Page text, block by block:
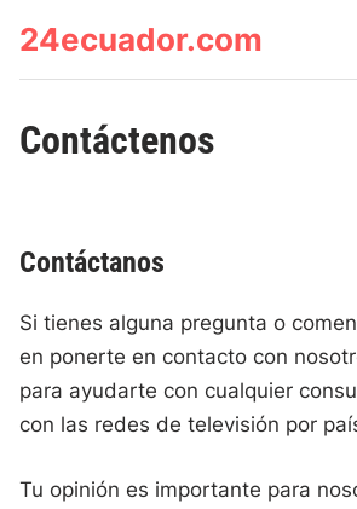
24ecuador.com
Contáctenos
Contáctanos
Si tienes alguna pregunta o
en ponerte en contacto con
para ayudarte con cualquier
con las redes de televisión por
Tu opinión es importante para